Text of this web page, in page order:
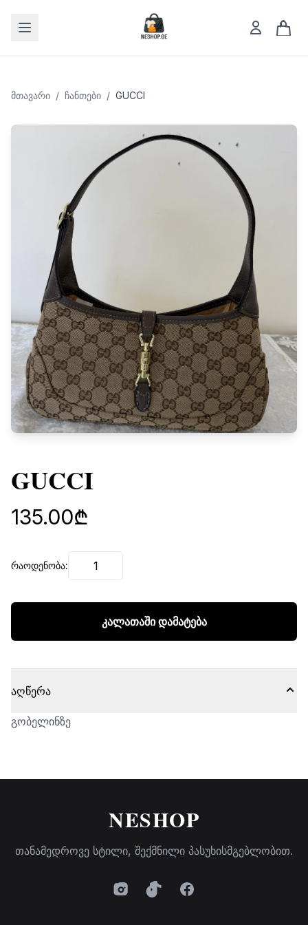
Open menu
მთავარი / Ჩანთები / GUCCI
GUCCI
135.00₾
რაოდენობა:
კალათაში დამატება
აღწერა
გობელინზე
NESHOP
თანამედროვე სტილი, შექმნილი პასუხისმგებლობით.